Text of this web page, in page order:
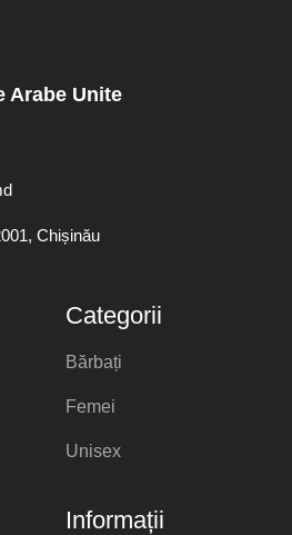
Arabe Unite
Chișinău
Categorii
Bărbați
Femei
Unisex
Informații